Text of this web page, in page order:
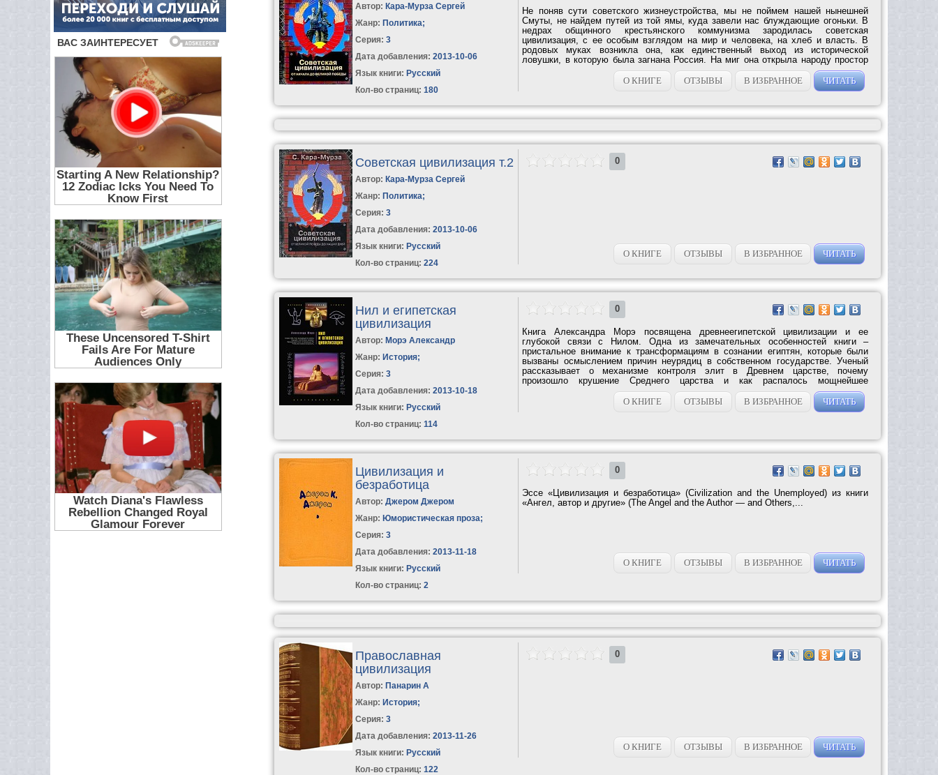
Автор: Кара-Мурза Сергей
Жанр: Политика;
Серия:3
Дата добавления: 2013-10-06
Язык книги: Русский
Кол-во страниц: 180
Не поняв сути советского жизнеустройства, мы не поймем нашей нынешней
Смуты, не найдем путей из той ямы, куда завели нас блуждающие огоньки. В
недрах общинного крестьянского коммунизма зародилась советская
цивилизация, с ее особым взглядом на мир и человека, на хлеб и власть. В
родовых муках возникла она, как единственный выход из исторической
ловушки, в которую была загнана Россия. На миг она открыла народу простор
О КНИГЕ
ОТЗЫВЫ В ИЗБРАННОЕ ЧИТАТЬ
Советская цивилизация т.2
Автор: Кара-Мурза Сергей
Жанр: Политика;
Серия:3
Дата добавления: 2013-10-06
Язык книги: Русский
Кол-во страниц: 224
0
О КНИГЕ ОТЗЫВЫ В ИЗБРАННОЕ ЧИТАТЬ
Нил и египетская
цивилизация
Автор: Морэ Александр
Жанр: История;
Серия:3
Дата добавления: 2013-10-18
Язык книги: Русский
Кол-во страниц: 114
0
Книга Александра Морэ посвящена древнеегипетской цивилизации и ее
глубокой связи с Нилом. Одна из замечательных особенностей книги –
пристальное внимание к трансформациям в сознании египтян, которые были
вызваны осмыслением причин неурядиц в собственном государстве. Ученый
рассказывает о механизме контроля элит в Древнем царстве, почему
произошло крушение Среднего царства и как распалось мощнейшее
государство Древнего...
О КНИГЕ
ОТЗЫВЫ В ИЗБРАННОЕ ЧИТАТЬ
Цивилизация и
безработица
Автор:Джером Джером
Жанр: Юмористическая проза;
Серия:3
Дата добавления: 2013-11-18
Язык книги: Русский
Кол-во страниц: 2
0
Эссе «Цивилизация и безработица» (Civilization and the Unemployed) из книги
«Ангел, автор и другие» (The Angel and the Author — and Others,...
О КНИГЕ ОТЗЫВЫ В ИЗБРАННОЕ ЧИТАТЬ
Православная
цивилизация
Автор: Панарин А
Жанр: История;
Серия:3
Дата добавления: 2013-11-26
Язык книги: Русский
Кол-во страниц: 122
0
О КНИГЕ ОТЗЫВЫ В ИЗБРАННОЕ ЧИТАТЬ